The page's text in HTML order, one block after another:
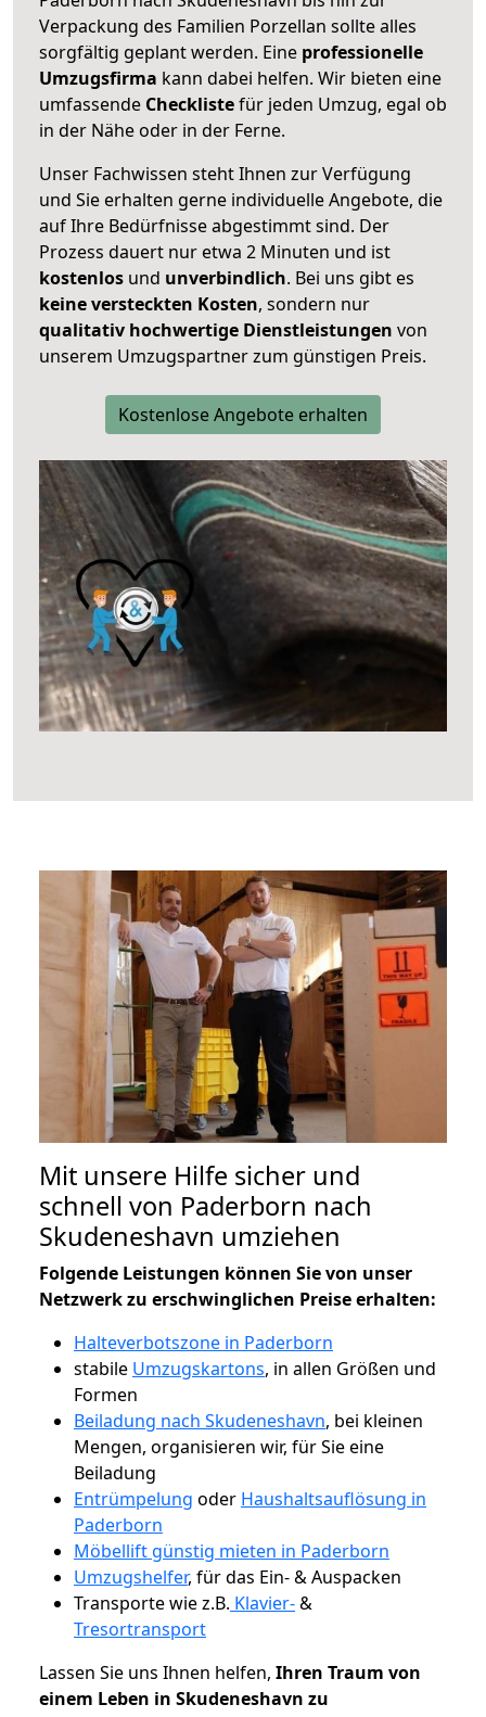
Verpackung des Familien Porzellan sollte alles
sorgfältig geplant werden. Eine professionelle
Umzugsfirma kann dabei helfen. Wir bieten eine
umfassende Checklistefür jeden Umzug, egal ob
in der Nähe oder in der Ferne.
Unser Fachwissen steht Ihnen zur Verfügung
und Sie erhalten gerne individuelle Angebote, die
auf Ihre Bedürfnisse abgestimmt sind. Der
Prozess dauert nur etwa 2 Minuten und ist
kostenlos und unverbindlich. Bei uns gibt es
keine versteckten Kosten, sondern nur
qualitativ hochwertige Dienstleistungen von
unserem Umzugspartner zum günstigen Preis.
Kostenlose Angebote erhalten
Mit unsere Hilfe sicher und
schnell von Paderborn nach
Skudeneshavn umziehen
Folgende Leistungen können Sie von unser
Netzwerk zu erschwinglichen Preise erhalten:
Halteverbotszone in Paderborn
stabile Umzugskartons, in allen Größen und
Formen
Beiladung nach Skudeneshavn, bei kleinen
Mengen, organisieren wir, für Sie eine
Beiladung
Entrümpelung oder Haushaltsauflösung in
Paderborn
Möbellift günstig mieten in Paderborn
Umzugshelfer, für das Ein- & Auspacken
Transporte wie z.B. Klavier-&
Tresortransport
Lassen Sie uns Ihnen helfen, Ihren Traum von
einem Leben in Skudeneshavn zu